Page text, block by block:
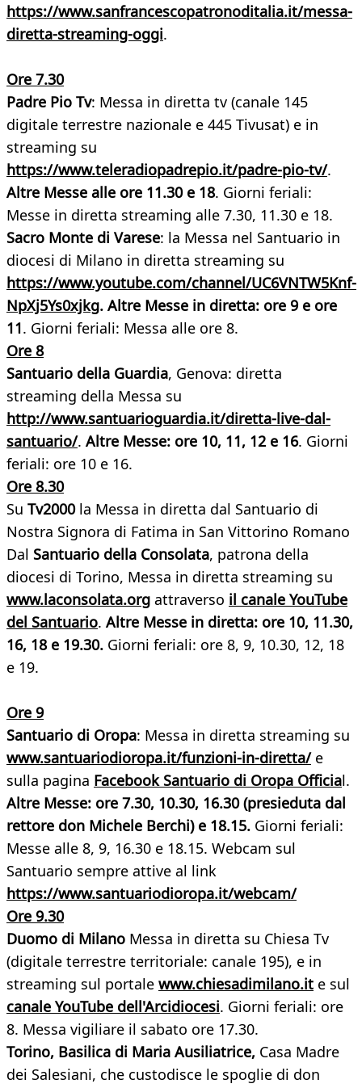
https://www.sanfrancescopatronoditalia.it/messa-
diretta-streaming-oggi.
Ore 7.30
Padre Pio Tv: Messa in diretta tv (canale 145
digitale terrestre nazionale e 445 Tivusat) e in
streaming su
https://www.teleradiopadrepio.it/padre-pio-tv/.
Altre Messe alle ore 11.30 e 18. Giorni feriali:
Messe in diretta streaming alle 7.30, 11.30 e 18.
Sacro Monte di Varese: la Messa nel Santuario in
diocesi di Milano in diretta streaming su
https://www.youtube.com/channel/UC6VNTW5Knf-
NpXj5Ys0xjkg. Altre Messe in diretta: ore 9 e ore
11. Giorni feriali: Messa alle ore 8.
Ore 8
Santuario della Guardia, Genova: diretta
streaming della Messa su
http://www.santuarioguardia.it/diretta-live-dal-
santuario/. Altre Messe: ore 10, 11, 12 e 16. Giorni
feriali: ore 10 e 16.
Ore 8.30
Su Tv2000la Messa in diretta dal Santuario di
Nostra Signora di Fatima in San Vittorino Romano
Dal Santuario della Consolata, patrona della
diocesi di Torino, Messa in diretta streaming su
www.laconsolata.org attraverso il canale YouTube
del Santuario. Altre Messe in diretta: ore 10, 11.30,
16, 18 e 19.30. Giorni feriali: ore 8, 9, 10.30, 12, 18
e 19.
Ore 9
Santuario di Oropa: Messa in diretta streaming su
www.santuariodioropa.it/funzioni-in-diretta/e
sulla pagina Facebook Santuario di Oropa Official.
Altre Messe: ore 7.30, 10.30, 16.30 (presieduta dal
rettore don Michele Berchi) e 18.15. Giorni feriali:
Messe alle 8, 9, 16.30 e 18.15. Webcam sul
Santuario sempre attive al link
https://www.santuariodioropa.it/webcam/
Ore 9.30
Duomo di Milano Messa in diretta su Chiesa Tv
(digitale terrestre territoriale: canale 195), e in
streaming sul portale www.chiesadimilano.it e sul
canale YouTube dell'Arcidiocesi. Giorni feriali: ore
8. Messa vigiliare il sabato ore 17.30.
Torino, Basilica di Maria Ausiliatrice, Casa Madre
dei Salesiani, che custodisce le spoglie di don